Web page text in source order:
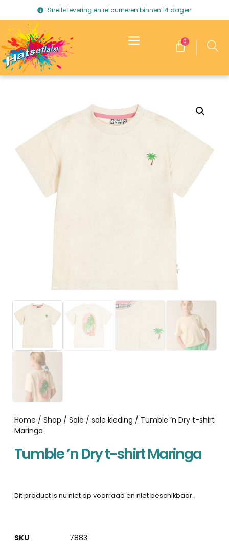
Snelle levering en retourneren binnen 14 dagen
0
Home / Shop / Sale / sale kleding / Tumble ’n Dry t-shirt
Maringa
Tumble ’n Dry t-shirt Maringa
Dit product is nu niet op voorraad en niet beschikbaar.
SKU
7883